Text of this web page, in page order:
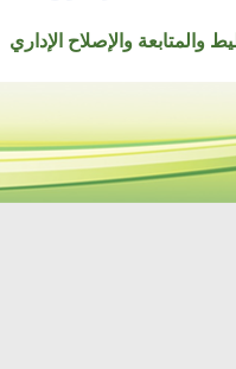
والإصلاح الإداري